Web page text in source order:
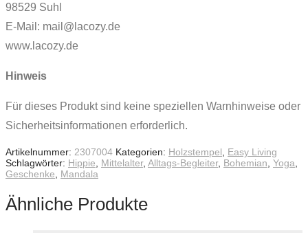
98529 Suhl
E-Mail: mail@lacozy.de
www.lacozy.de
Hinweis
Für dieses Produkt sind keine speziellen Warnhinweise oder
Sicherheitsinformationen erforderlich.
Artikelnummer: 2307004 Kategorien: Holzstempel
Easy Living
Schlagwörter: Hippie Mittelalter, Alltags-Begleiter, Bohemian Yoga
Geschenke
Mandala
Ähnliche Produkte